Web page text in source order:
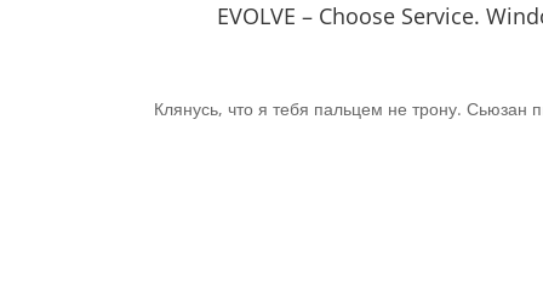
EVOLVE – Choose Service.
Клянусь, что я тебя пальцем не трону. Сьюзан